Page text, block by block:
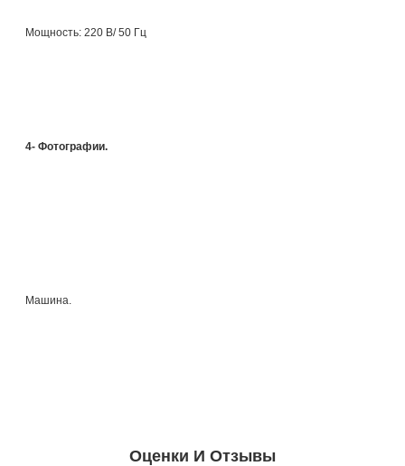
Мощность: 220 В/ 50 Гц
4- Фотографии.
Машина.
Оценки И Отзывы